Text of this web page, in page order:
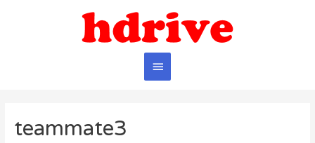
Главное
teammate3